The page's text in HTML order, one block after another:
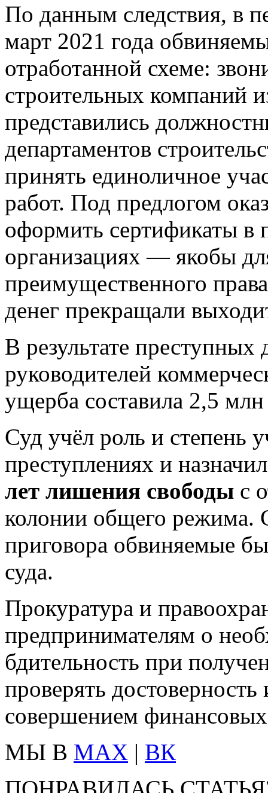
По данным следствия, в
март 2021 года
отработанной схеме:
строительных компаний
представились
департаментов
принять единоличное
работ. Под предлогом
оформить сертификаты в
организациях — якобы
преимущественного
денег прекращали
В результате преступных
руководителей
ущерба составила 2,5
Суд учёл роль и степень
преступлениях и
лет лишения свободы с
колонии общего режима.
приговора обвиняемые
суда.
Прокуратура и
предпринимателям о
бдительность при
проверять
совершением
МЫ В MAX | ВК